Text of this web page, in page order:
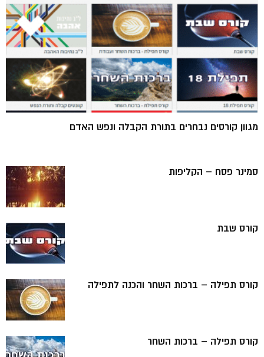
מגוון קורסים נבחרים בתורת הקבלה ונפש האדם
סמינר פסח – הקליפות
קורס שבת
קורס תפילה – ברכות השחר והכנה לתפילה
קורס תפילה – ברכות השחר